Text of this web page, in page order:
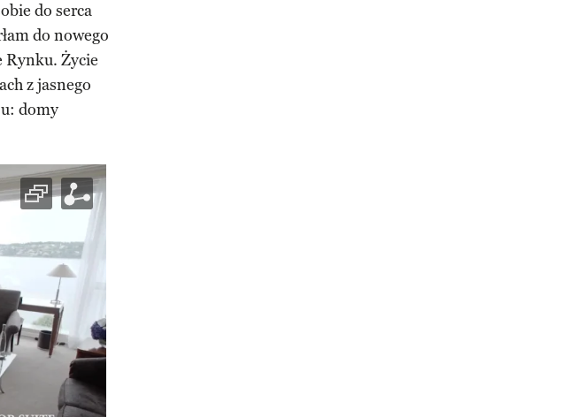
do serca
do nowego
Rynku. Życie
z jasnego
domy